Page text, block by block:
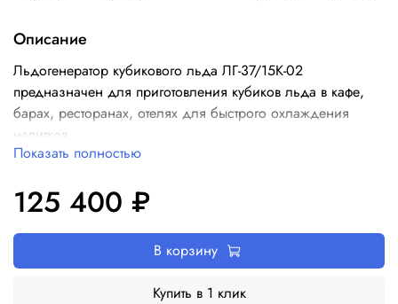
Описание
Льдогенератор кубикового льда ЛГ-37/15К-02
предназначен для приготовления кубиков льда в кафе,
барах, ресторанах, отелях для быстрого охлаждения
напитков.
Показать полностью
125 400 ₽
В корзину
Купить в 1 клик